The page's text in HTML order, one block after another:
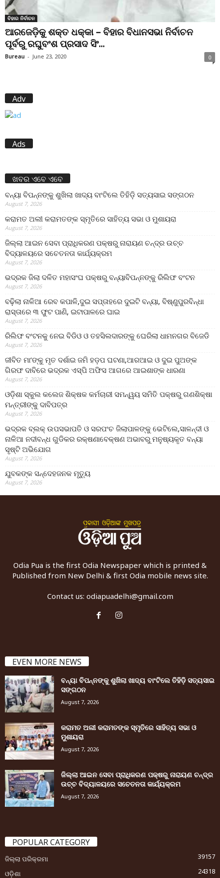
ବିହାର ନିର୍ବାଚନ
ଆରଜେଡ଼ିକୁ ଶକ୍ତ ଧକ୍କା – ବିହାର ବିଧାନସଭା ନିର୍ବାଚନ
ପୂର୍ବରୁ ରଘୁବଂଶ ପ୍ରସାଦ ସିଂ...
Bureau - June 23, 2020 0
Adv
Ads
ଖବର ଏବେ ଏବେ
ବନ୍ୟା ବିପନ୍ନଙ୍କୁ ଶୁଖିଲା ଖାଦ୍ୟ ବାଂଟିଲେ ତିହିଡି଼ ସତ୍ୟସାଇ ସଙ୍ଗଠନ
August 7, 2026
କରାମତ ଅଲୀ କରାମତଙ୍କ ସ୍ମୃତିରେ ସାହିତ୍ୟ ସଭା ଓ ମୁଶାୟରା
August 7, 2026
ଜିଲ୍ଲା ଆଇନ ସେବା ପ୍ରାଧିକରଣ ପକ୍ଷରୁ ନାରାୟଣ ଚନ୍ଦ୍ର ଉଚ୍ଚ
ବିଦ୍ୟାଳୟରେ ସଚେତନତା କାର୍ଯ୍ୟକ୍ରମ
August 7, 2026
ଭଦ୍ରକ ଜିଲା ଦଳିତ ମହାସଂଘ ପକ୍ଷରୁ ବନ୍ୟାବିପନ୍ନଙ୍କୁ ରିଲିଫ ବଂଟନ
August 7, 2026
ବଢ଼ିଲା ନାଳିଆ ରେବ କପାଳି,ଦୁଇ ସପ୍ତାହରେ ଦୁଇଟି ବନ୍ୟା, ବିଷ୍ଣୁପୁରବିନ୍ଧା
ରାସ୍ତାରେ ୩ ଫୁଟ ପାଣି, ଇଟାପାଳରେ ଘାଇ
August 7, 2026
ରିଲିଫ ବଂଟନକୁ ନେଇ ବିଡିଓ ଓ ତହସିଲଦାରଙ୍କୁ ଘେରିଲା ଧାମନଗର ବିଜେଡି
August 7, 2026
ଜୀବିତ ମା’ଙ୍କୁ ମୃତ ଦର୍ଶାଇ ଜମି ହଡ଼ପ ଘଟଣା,ଆରଆଇ ଓ ଦୁଇ ପୁଅଙ୍କ
ଗିରଫ ଦାବିରେ ଭଦ୍ରକ ଏସ୍‌ପି ଅଫିସ ଆଗରେ ଆଇଶାଙ୍କ ଧାରଣା
August 7, 2026
ଓଡ଼ିଶା ସ୍କୁଲ କଲେଜ ଶିକ୍ଷକ କର୍ମଚାରୀ ସମନ୍ୱୟ ସମିତି ପକ୍ଷରୁ ଗଣଶିକ୍ଷା
ମନ୍ତ୍ରୀଙ୍କୁ ଦାବିପତ୍ର
August 7, 2026
ଭଦ୍ରକ ବ୍ଲକ୍ ଉପସଭାପତି ଓ ସରପଂଚ ଜିଲାପାଳଙ୍କୁ ଭେଟିଲେ,ସାଳନ୍ଦୀ ଓ
ନାଳିଆ ନଦୀବନ୍ଧ ଗୁଡିକର ରକ୍ଷଣାବେକ୍ଷଣ ଅଭାବରୁ ମନୁଷ୍ୟକୃତ ବନ୍ୟା
ସୃଷ୍ଟି ଅଭିଯୋଗ
August 7, 2026
ଯୁବକଙ୍କ ସନ୍ଦେହଜନକ ମୃତ୍ୟୁ
August 7, 2026
Odia Pua is the first Odia Newspaper which is printed &
Published from New Delhi & first Odia mobile news site.
Contact us: odiapuadelhi@gmail.com
EVEN MORE NEWS
ବନ୍ୟା ବିପନ୍ନଙ୍କୁ ଶୁଖିଲା ଖାଦ୍ୟ ବାଂଟିଲେ ତିହିଡି଼ ସତ୍ୟସାଇ
ସଙ୍ଗଠନ
August 7, 2026
କରାମତ ଅଲୀ କରାମତଙ୍କ ସ୍ମୃତିରେ ସାହିତ୍ୟ ସଭା ଓ
ମୁଶାୟରା
August 7, 2026
ଜିଲ୍ଲା ଆଇନ ସେବା ପ୍ରାଧିକରଣ ପକ୍ଷରୁ ନାରାୟଣ ଚନ୍ଦ୍ର
ଉଚ୍ଚ ବିଦ୍ୟାଳୟରେ ସଚେତନତା କାର୍ଯ୍ୟକ୍ରମ
August 7, 2026
POPULAR CATEGORY
ଜିଲ୍ଲା ପରିକ୍ରମା
39157
ଓଡ଼ିଶା
24318